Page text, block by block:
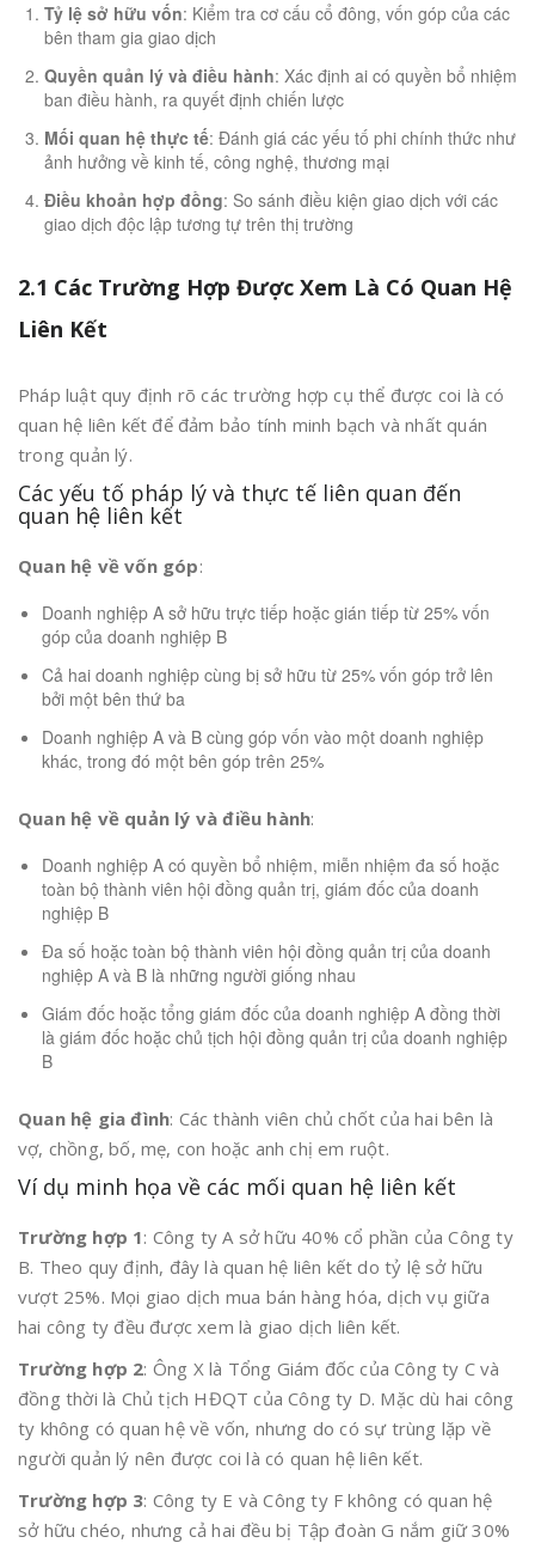
Tỷ lệ sở hữu vốn: Kiểm tra cơ cấu cổ đông, vốn góp của các
bên tham gia giao dịch
Quyền quản lý và điều hành: Xác định ai có quyền bổ nhiệm
ban điều hành, ra quyết định chiến lược
Mối quan hệ thực tế: Đánh giá các yếu tố phi chính thức như
ảnh hưởng về kinh tế, công nghệ, thương mại
Điều khoản hợp đồng: So sánh điều kiện giao dịch với các
giao dịch độc lập tương tự trên thị trường
2.1 Các Trường Hợp Được Xem Là Có Quan Hệ
Liên Kết
Pháp luật quy định rõ các trường hợp cụ thể được coi là có
quan hệ liên kết để đảm bảo tính minh bạch và nhất quán
trong quản lý.
Các yếu tố pháp lý và thực tế liên quan đến
quan hệ liên kết
Quan hệ về vốn góp:
Doanh nghiệp A sở hữu trực tiếp hoặc gián tiếp từ 25% vốn
góp của doanh nghiệp B
Cả hai doanh nghiệp cùng bị sở hữu từ 25% vốn góp trở lên
bởi một bên thứ ba
Doanh nghiệp A và B cùng góp vốn vào một doanh nghiệp
khác, trong đó một bên góp trên 25%
Quan hệ về quản lý và điều hành:
Doanh nghiệp A có quyền bổ nhiệm, miễn nhiệm đa số hoặc
toàn bộ thành viên hội đồng quản trị, giám đốc của doanh
nghiệp B
Đa số hoặc toàn bộ thành viên hội đồng quản trị của doanh
nghiệp A và B là những người giống nhau
Giám đốc hoặc tổng giám đốc của doanh nghiệp A đồng thời
là giám đốc hoặc chủ tịch hội đồng quản trị của doanh nghiệp
B
Quan hệ gia đình: Các thành viên chủ chốt của hai bên là
vợ, chồng, bố, mẹ, con hoặc anh chị em ruột.
Ví dụ minh họa về các mối quan hệ liên kết
Trường hợp 1: Công ty A sở hữu 40% cổ phần của Công ty
B. Theo quy định, đây là quan hệ liên kết do tỷ lệ sở hữu
vượt 25%. Mọi giao dịch mua bán hàng hóa, dịch vụ giữa
hai công ty đều được xem là giao dịch liên kết.
Trường hợp 2: Ông X là Tổng Giám đốc của Công ty C và
đồng thời là Chủ tịch HĐQT của Công ty D. Mặc dù hai công
ty không có quan hệ về vốn, nhưng do có sự trùng lặp về
người quản lý nên được coi là có quan hệ liên kết.
Trường hợp 3: Công ty E và Công ty F không có quan hệ
sở hữu chéo, nhưng cả hai đều bị Tập đoàn G nắm giữ 30%